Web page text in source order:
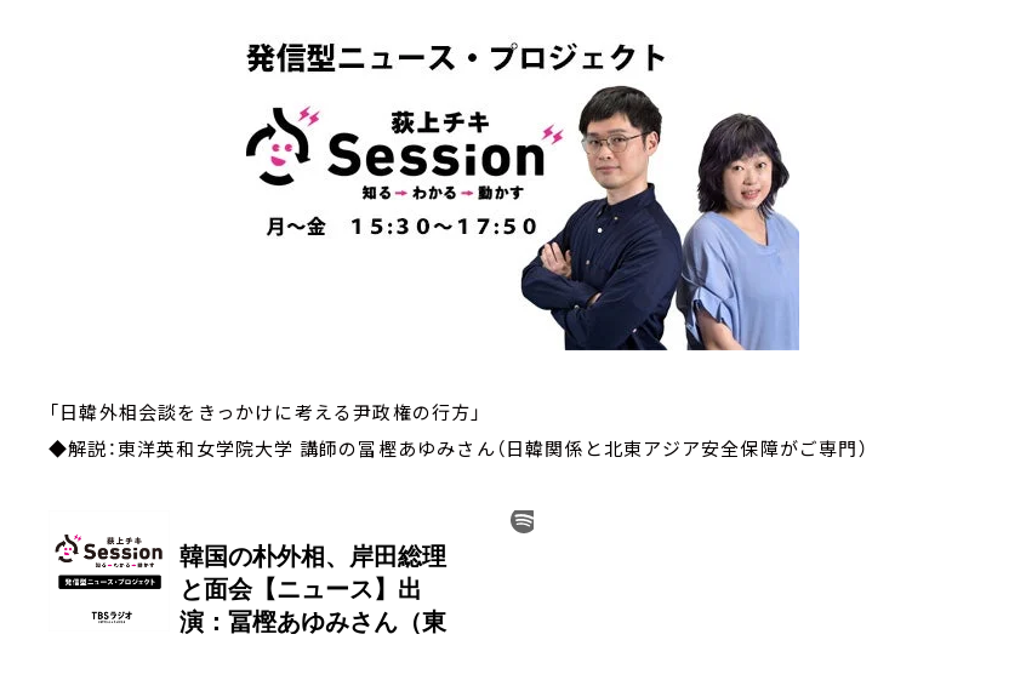
「日韓外相会談をきっかけに考える尹政権の行方」
◆解説：東洋英和女学院大学 講師の冨樫あゆみさん（日韓関係と北東アジア安全保障がご専門）